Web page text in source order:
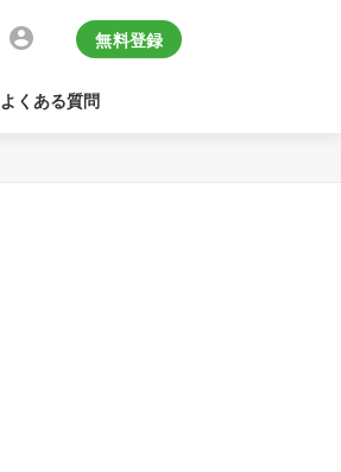
無料登録
よくある質問